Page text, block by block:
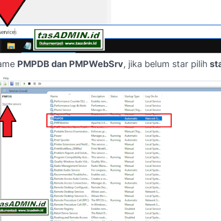
PMPDB dan PMPWebSrv, jika belum star pilih